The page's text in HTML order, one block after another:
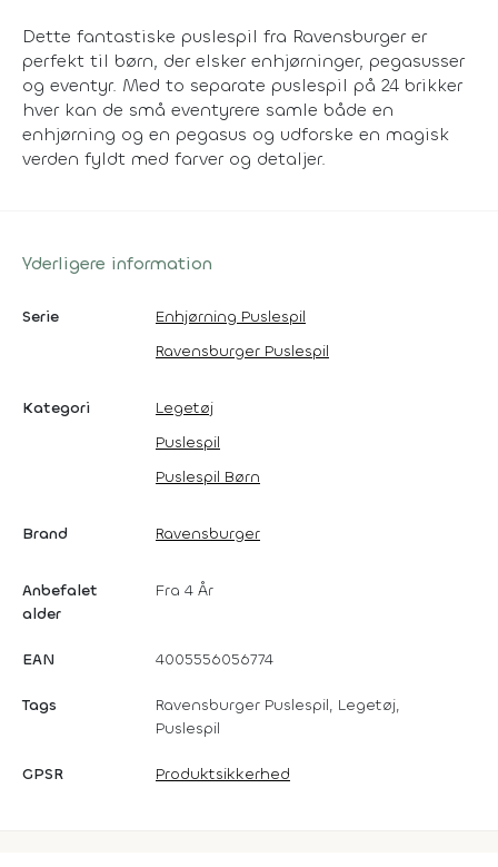
Dette fantastiske puslespil fra Ravensburger er
perfekt til børn, der elsker enhjørninger, pegasusser
og eventyr. Med to separate puslespil på 24 brikker
hver kan de små eventyrere samle både en
enhjørning og en pegasus og udforske en magisk
verden fyldt med farver og detaljer.
Yderligere information
Serie
Enhjørning Puslespil
Ravensburger Puslespil
Kategori
Legetøj
Puslespil
Puslespil Børn
Brand Ravensburger
Anbefalet
alder
Fra 4 År
EAN 4005556056774
Tags
Ravensburger Puslespil, Legetøj,
Puslespil
GPSR Produktsikkerhed